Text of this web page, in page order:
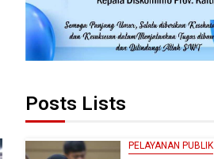
Posts Lists
PELAYANAN PUBLIK